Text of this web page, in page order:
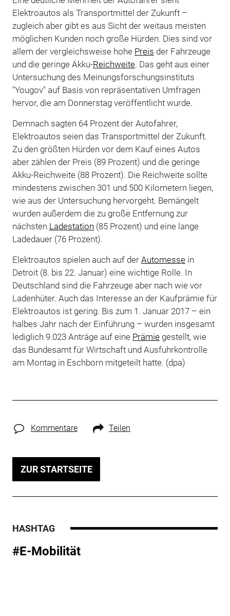
Elektroautos als Transportmittel der Zukunft –
zugleich aber gibt es aus Sicht der weitaus meisten
möglichen Kunden noch große Hürden. Dies sind vor
allem der vergleichsweise hohe Preis der Fahrzeuge
und die geringe Akku-Reichweite. Das geht aus einer
Untersuchung des Meinungsforschungsinstituts
"Yougov" auf Basis von repräsentativen Umfragen
hervor, die am Donnerstag veröffentlicht wurde.
Demnach sagten 64 Prozent der Autofahrer,
Elektroautos seien das Transportmittel der Zukunft.
Zu den größten Hürden vor dem Kauf eines Autos
aber zählen der Preis (89 Prozent) und die geringe
Akku-Reichweite (88 Prozent). Die Reichweite sollte
mindestens zwischen 301 und 500 Kilometern liegen,
wie aus der Untersuchung hervorgeht. Bemängelt
wurden außerdem die zu große Entfernung zur
nächsten Ladestation (85 Prozent) und eine lange
Ladedauer (76 Prozent).
Elektroautos spielen auch auf der Automessein
Detroit (8. bis 22. Januar) eine wichtige Rolle. In
Deutschland sind die Fahrzeuge aber nach wie vor
Ladenhüter. Auch das Interesse an der Kaufprämie für
Elektroautos ist gering. Bis zum 1. Januar 2017 – ein
halbes Jahr nach der Einführung – wurden insgesamt
lediglich 9.023 Anträge auf eine Prämiegestellt, wie
das Bundesamt für Wirtschaft und Ausfuhrkontrolle
am Montag in Eschborn mitgeteilt hatte. (dpa)
Kommentare Teilen
ZUR STARTSEITE
HASHTAG
#E-Mobilität